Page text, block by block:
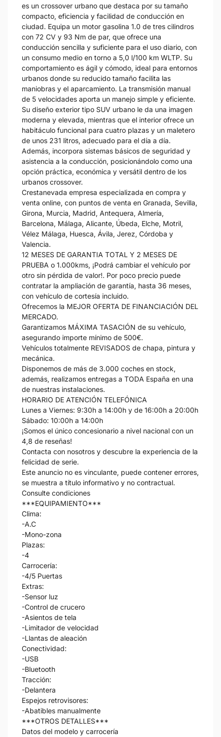
es un crossover urbano que destaca por su tamaño
compacto, eficiencia y facilidad de conducción en
ciudad. Equipa un motor gasolina 1.0 de tres cilindros
con 72 CV y 93 Nm de par, que ofrece una
conducción sencilla y suficiente para el uso diario, con
un consumo medio en torno a 5,0 l/100 km WLTP. Su
comportamiento es ágil y cómodo, ideal para entornos
urbanos donde su reducido tamaño facilita las
maniobras y el aparcamiento. La transmisión manual
de 5 velocidades aporta un manejo simple y eficiente.
Su diseño exterior tipo SUV urbano le da una imagen
moderna y elevada, mientras que el interior ofrece un
habitáculo funcional para cuatro plazas y un maletero
de unos 231 litros, adecuado para el día a día.
Además, incorpora sistemas básicos de seguridad y
asistencia a la conducción, posicionándolo como una
opción práctica, económica y versátil dentro de los
urbanos crossover.
Crestanevada empresa especializada en compra y
venta online, con puntos de venta en Granada, Sevilla,
Girona, Murcia, Madrid, Antequera, Almería,
Barcelona, Málaga, Alicante, Úbeda, Elche, Motril,
Vélez Málaga, Huesca, Ávila, Jerez, Córdoba y
Valencia.
12 MESES DE GARANTIA TOTAL Y 2 MESES DE
PRUEBA o 1.000kms, ¡Podrá cambiar el vehículo por
otro sin pérdida de valor!. Por poco precio puede
contratar la ampliación de garantía, hasta 36 meses,
con vehículo de cortesía incluido.
Ofrecemos la MEJOR OFERTA DE FINANCIACIÓN DEL
MERCADO.
Garantizamos MÁXIMA TASACIÓN de su vehículo,
asegurando importe mínimo de 500€.
Vehículos totalmente REVISADOS de chapa, pintura y
mecánica.
Disponemos de más de 3.000 coches en stock,
además, realizamos entregas a TODA España en una
de nuestras instalaciones.
HORARIO DE ATENCIÓN TELEFÓNICA
Lunes a Viernes: 9:30h a 14:00h y de 16:00h a 20:00h
Sábado: 10:00h a 14:00h
¡Somos el único concesionario a nivel nacional con un
4,8 de reseñas!
Contacta con nosotros y descubre la experiencia de la
felicidad de serie.
Este anuncio no es vinculante, puede contener errores,
se muestra a título informativo y no contractual.
Consulte condiciones
***EQUIPAMIENTO***
Clima:
-A.C
-Mono-zona
Plazas:
-4
Carrocería:
-4/5 Puertas
Extras:
-Sensor luz
-Control de crucero
-Asientos de tela
-Limitador de velocidad
-Llantas de aleación
Conectividad:
-USB
-Bluetooth
Tracción:
-Delantera
Espejos retrovisores:
-Abatibles manualmente
***OTROS DETALLES***
Datos del modelo y carrocería